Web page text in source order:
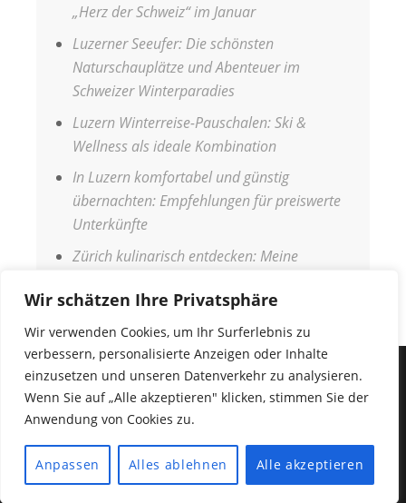
Wir schätzen Ihre Privatsphäre
Wir verwenden Cookies, um Ihr Surferlebnis zu
verbessern, personalisierte Anzeigen oder Inhalte
einzusetzen und unseren Datenverkehr zu analysieren.
Wenn Sie auf „Alle akzeptieren" klicken, stimmen Sie der
Anwendung von Cookies zu.
Anpassen Alles ablehnen Alle akzeptieren
„Herz der Schweiz“ im Januar
Luzerner Seeufer: Die schönsten
Naturschauplätze und Abenteuer im
Schweizer Winterparadies
Luzern Winterreise-Pauschalen: Ski &
Wellness als ideale Kombination
In Luzern komfortabel und günstig
übernachten: Empfehlungen für preiswerte
Unterkünfte
Zürich kulinarisch entdecken: Meine
IMPRESSUM
DATENSCHUTZERKLÄRUNG
COPYRIGHT © 2026URLAUBSANGEBOTE • Fabulous
Fluid vonCatch Themes